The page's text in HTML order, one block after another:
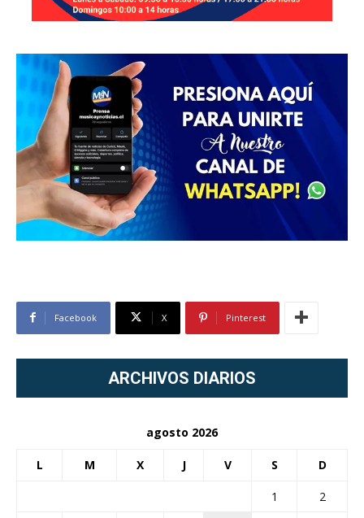
Facebook X Pinterest
ARCHIVOS DIARIOS
agosto 2026
L M X J V S D
1
2